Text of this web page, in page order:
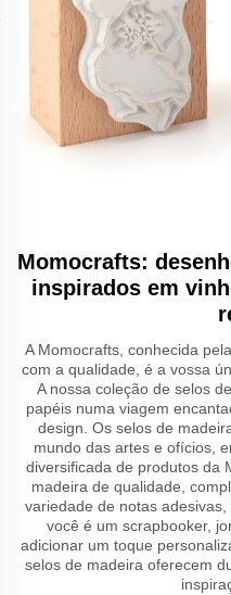
Momocrafts:
inspirados em
A Momocrafts, conhecida
com a qualidade, é a vossa
A nossa coleção de selos
papéis numa viagem
design. Os selos de
mundo das artes e ofícios,
diversificada de produtos da
madeira de qualidade,
variedade de notas
você é um scrapbooker,
adicionar um toque
selos de madeira oferecem